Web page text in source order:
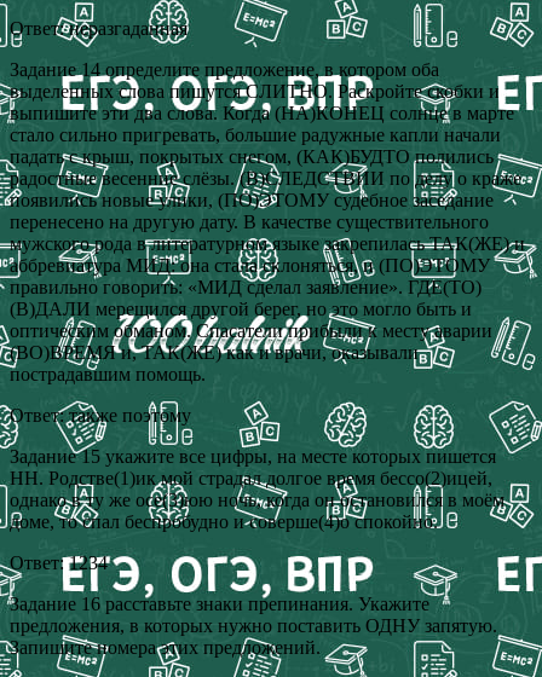
Ответ: неразгаданная
Задание 14 определите предложение, в котором оба
выделенных слова пишутся СЛИТНО. Раскройте скобки и
выпишите эти два слова. Когда (НА)КОНЕЦ солнце в марте
стало сильно пригревать, большие радужные капли начали
падать с крыш, покрытых снегом, (КАК)БУДТО полились
радостные весенние слёзы. (В)СЛЕДСТВИИ по делу о краже
появились новые улики, (ПО)ЭТОМУ судебное заседание
перенесено на другую дату. В качестве существительного
мужского рода в литературном языке закрепилась ТАК(ЖЕ) и
аббревиатура МИД: она стала склоняться, и (ПО)ЭТОМУ
правильно говорить: «МИД сделал заявление». ГДЕ(ТО)
(В)ДАЛИ мерещился другой берег, но это могло быть и
оптическим обманом. Спасатели прибыли к месту аварии
(ВО)ВРЕМЯ и, ТАК(ЖЕ) как и врачи, оказывали
пострадавшим помощь.
Ответ: также поэтому
Задание 15 укажите все цифры, на месте которых пишется
НН. Родстве(1)ик мой страдал долгое время бессо(2)ицей,
однако в ту же осе(3)юю ночь, когда он остановился в моём
доме, то спал беспробудно и соверше(4)о спокойно.
Ответ: 1234
Задание 16 расставьте знаки препинания. Укажите
предложения, в которых нужно поставить ОДНУ запятую.
Запишите номера этих предложений.